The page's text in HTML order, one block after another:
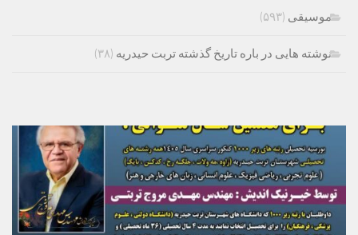
موسیقی (۵۹۳)
نوشته هایی در باره تاریخ گذشته تربت حیدریه (۳۸)